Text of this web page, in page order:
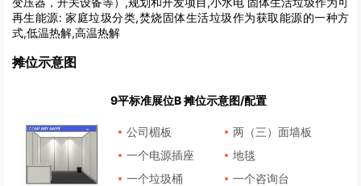
再生能源: 家庭垃圾分类,焚烧固体生活垃圾作为获取能源的一种方
式,低温热解,高温热解
摊位示意图
9平标准展位B 摊位示意图/配置
公司楣板
两（三）面墙板
一个电源插座
地毯
一个垃圾桶
一个咨询台